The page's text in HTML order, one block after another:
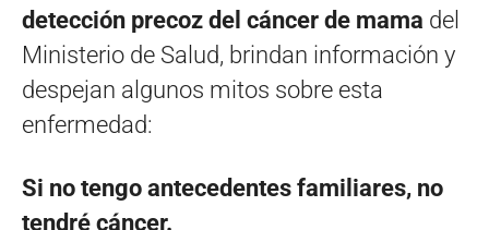
detección precoz del cáncer de mama del
Ministerio de Salud, brindan información y
despejan algunos mitos sobre esta
enfermedad:
Si no tengo antecedentes familiares, no
tendré cáncer.